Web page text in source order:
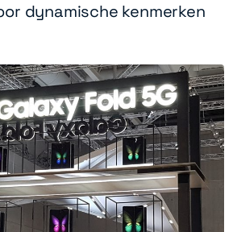
dynamische kenmerken